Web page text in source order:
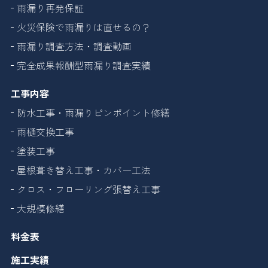
雨漏り再発保証
火災保険で雨漏りは直せるの？
雨漏り調査方法・調査動画
完全成果報酬型雨漏り調査実績
工事内容
防水工事・雨漏りピンポイント修繕
雨樋交換工事
塗装工事
屋根葺き替え工事・カバー工法
クロス・フローリング張替え工事
大規模修繕
料金表
施工実績